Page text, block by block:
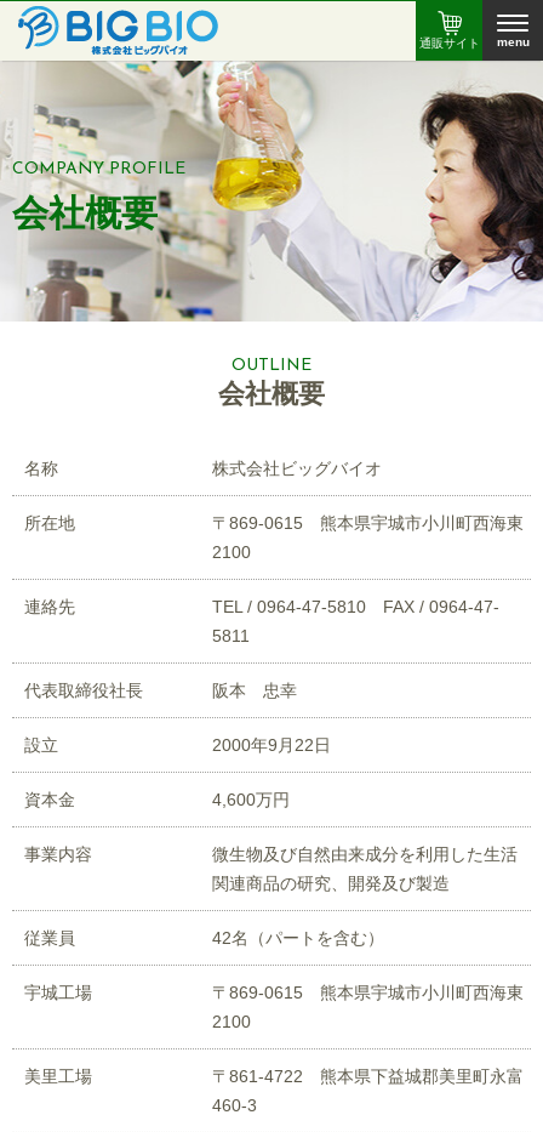
COMPANY PROFILE
会社概要
通販サイト
OUTLINE
会社概要
名称 株式会社ビッグバイオ
所在地
〒869-0615 熊本県宇城市小川町西海東
2100
連絡先
TEL / 0964-47-5810 FAX / 0964-47-
5811
代表取締役社長 阪本 忠幸
設立 2000年9月22日
資本金 4,600万円
事業内容
微生物及び自然由来成分を利用した生活
関連商品の研究、開発及び製造
従業員 42名（パートを含む）
宇城工場
〒869-0615 熊本県宇城市小川町西海東
2100
美里工場
〒861-4722 熊本県下益城郡美里町永富
460-3
menu